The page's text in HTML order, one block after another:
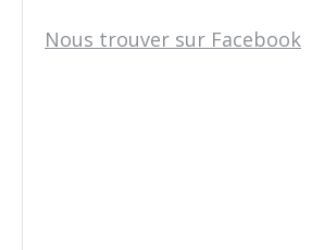
Nous trouver sur Facebook